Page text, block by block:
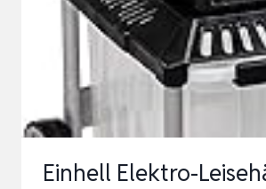
STARKE
3.000W,
INKL.
GARTENSCHERE
Einhell Elektro-